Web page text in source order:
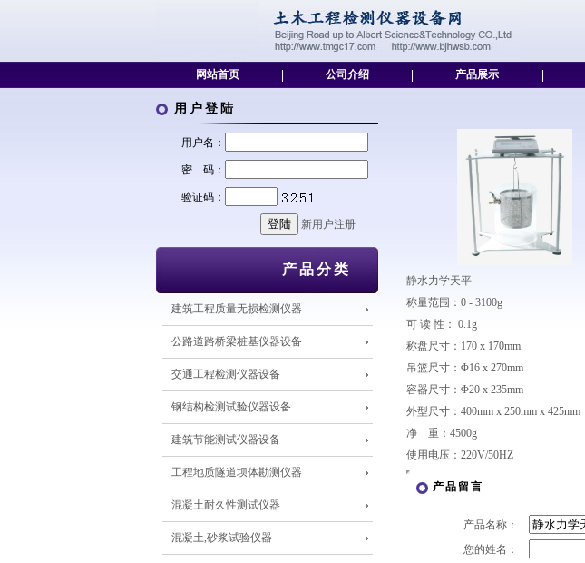
网站首页
公司介绍 产品展示
用户登陆
用户名：
密 码：
验证码：
新用户注册
产品分类
建筑工程质量无损检测仪器
公路道路桥梁桩基仪器设备
交通工程检测仪器设备
钢结构检测试验仪器设备
建筑节能测试仪器设备
工程地质隧道坝体勘测仪器
混凝土耐久性测试仪器
混凝土,砂浆试验仪器
静水力学天平
称量范围：0 - 3100g
可 读 性： 0.1g
称盘尺寸：170 x 170mm
吊篮尺寸：Φ16 x 270mm
容器尺寸：Φ20 x 235mm
外型尺寸：400mm x 250mm x 425mm
净 重：4500g
使用电压：220V/50HZ
产品留言
产品名称：
您的姓名：